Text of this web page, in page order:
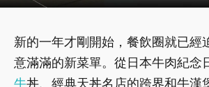
新的一年才剛開始，餐飲圈就已經
意滿滿的新菜單。從日本牛肉紀念
牛丼、經典天丼名店的跨界和牛漢